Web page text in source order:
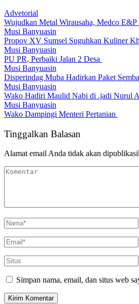
Advetorial
Wujudkan Metal Wirausaha, Medco
Musi Banyuasin
Propov XV Sumsel Suguhkan Kuliner
Musi Banyuasin
PU PR, Perbaiki Jalan 2 Desa
Musi Banyuasin
Disperindag Muba Hadirkan Paket
Musi Banyuasin
Wako Hadiri Maulid Nabi di .jadi Nurul
Musi Banyuasin
Wako Dampingi Menteri Pertanian
Tinggalkan Balasan
Alamat email Anda tidak akan
Simpan nama, email, dan situs web